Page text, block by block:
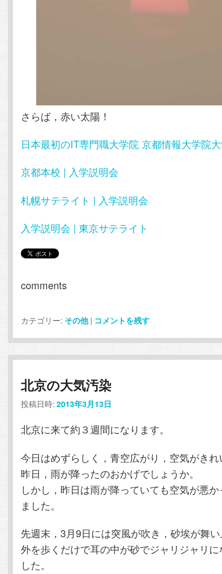
さらば，赤い太陽！
日本最初のIT専門職大学院 京都情報大学院
京都本校 | 入学説明会
札幌サテライト | 入学説明会
入学説明会 | 東京サテライト
comments
カテゴリー: その他 | コメントを残す
北京の大気汚染
投稿日時:2013年3月13日
北京に来て約３週間になります。
今日はめずらしく，青空広がり，空気がき
昨日，雨が降ったのおかげでしょうか。
しかし，昨日は雨が降っていても空気が悪
ました。
先週末，3月9日には突風が吹き，砂埃が舞
外を歩くだけで耳の中が砂でジャリジャリ
した。